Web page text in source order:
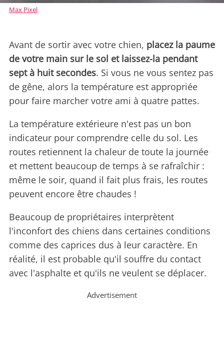
Max Pixel
Avant de sortir avec votre chien, placez la paume
de votre main sur le sol et laissez-la pendant
sept à huit secondes. Si vous ne vous sentez pas
de gêne, alors la température est appropriée
pour faire marcher votre ami à quatre pattes.
La température extérieure n'est pas un bon
indicateur pour comprendre celle du sol. Les
routes retiennent la chaleur de toute la journée
et mettent beaucoup de temps à se rafraîchir :
même le soir, quand il fait plus frais, les routes
peuvent encore être chaudes !
Beaucoup de propriétaires interprètent
l'inconfort des chiens dans certaines conditions
comme des caprices dus à leur caractère. En
réalité, il est probable qu'il souffre du contact
avec l'asphalte et qu'ils ne veulent se déplacer.
Advertisement